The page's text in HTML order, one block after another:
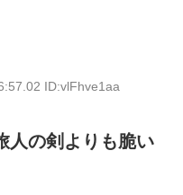
ID:vlFhve1aa
人の剣よりも脆い